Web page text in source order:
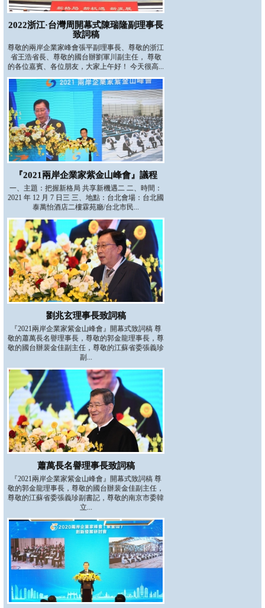
2022浙江·台灣周開幕式陳瑞隆副理事長
致詞稿
尊敬的兩岸企業家峰會張平副理事長、尊敬的浙江
省王浩省長、尊敬的國台辦劉軍川副主任， 尊敬
的各位嘉賓、各位朋友，大家上午好！ 今天很高...
『2021兩岸企業家紫金山峰會』議程
一、主題：把握新格局 共享新機遇二 二、時間：
2021 年 12 月 7 日三 三、地點：台北會場：台北國
泰萬怡酒店二樓霖苑廳/台北市民...
劉兆玄理事長致詞稿
『2021兩岸企業家紫金山峰會』開幕式致詞稿 尊
敬的蕭萬長名譽理事長，尊敬的郭金龍理事長，尊
敬的國台辦裴金佳副主任，尊敬的江蘇省委張義珍
副...
蕭萬長名譽理事長致詞稿
『2021兩岸企業家紫金山峰會』開幕式致詞稿 尊
敬的郭金龍理事長，尊敬的國台辦裴金佳副主任，
尊敬的江蘇省委張義珍副書記，尊敬的南京市委韓
立...